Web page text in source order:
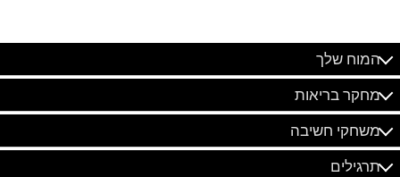
המוח שלך
מחקר בריאות
משחקי חשיבה
תרגילים